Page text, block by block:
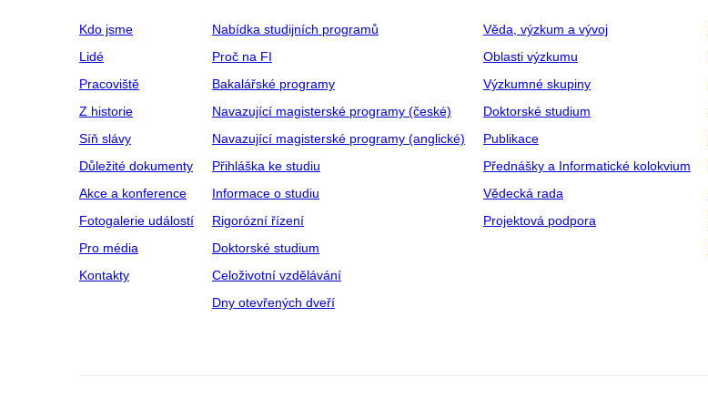
Kdo jsme
Lidé
Pracoviště
Z historie
Síň slávy
Důležité dokumenty
Akce a konference
Fotogalerie událostí
Pro média
Kontakty
Nabídka studijních programů
Proč na FI
Bakalářské programy
Navazující magisterské programy (české)
Navazující magisterské programy (anglické)
Přihláška ke studiu
Informace o studiu
Rigorózní řízení
Doktorské studium
Celoživotní vzdělávání
Dny otevřených dveří
Věda, výzkum a vývoj
Oblasti výzkumu
Výzkumné skupiny
Doktorské studium
Publikace
Přednášky a Informatické kolokvium
Vědecká rada
Projektová podpora